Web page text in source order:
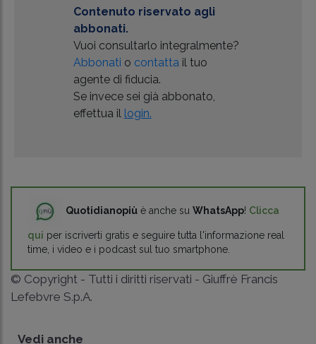
Contenuto riservato agli
abbonati.
Vuoi consultarlo integralmente?
Abbonati o contatta il tuo
agente di fiducia.
Se invece sei già abbonato,
effettua il login.
Quotidianopiù è anche su WhatsApp! Clicca
qui per iscriverti gratis e seguire tutta l'informazione real
time, i video e i podcast sul tuo smartphone.
© Copyright - Tutti i diritti riservati - Giuffrè Francis
Lefebvre S.p.A.
Vedi anche